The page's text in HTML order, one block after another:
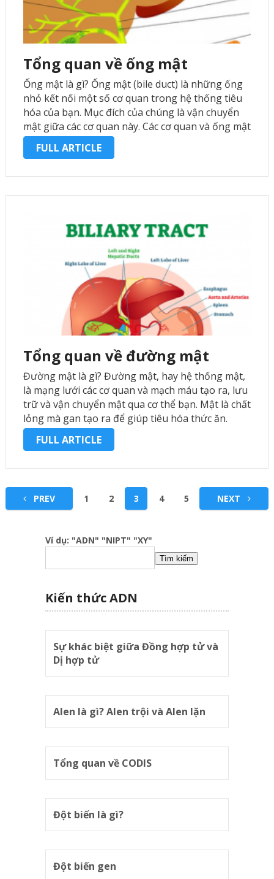
Tổng quan về ống mật
Ống mật là gì? Ống mật (bile duct) là những ống
nhỏ kết nối một số cơ quan trong hệ thống tiêu
hóa của bạn. Mục đích của chúng là vận chuyển
mật giữa các cơ quan này. Các cơ quan và ống mật
cùng nhau …
FULL ARTICLE
Tổng quan về đường mật
Đường mật là gì? Đường mật, hay hệ thống mật,
là mạng lưới các cơ quan và mạch máu tạo ra, lưu
trữ và vận chuyển mật qua cơ thể bạn. Mật là chất
lỏng mà gan tạo ra để giúp tiêu hóa thức ăn.
Các …
FULL ARTICLE
PhânPREV 1 2 3 4 5 NEXT
Ví dụ: "ADN" "NIPT" "XY"
Tìm kiếm
Kiến thức ADN
Sự khác biệt giữa Đồng hợp tử và
Dị hợp tử
Alen là gì? Alen trội và Alen lặn
Tổng quan về CODIS
Đột biến là gì?
Đột biến gen